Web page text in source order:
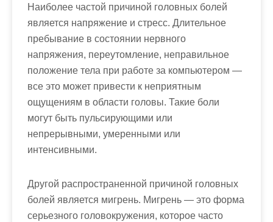
Наиболее частой причиной головных болей
является напряжение и стресс. Длительное
пребывание в состоянии нервного
напряжения, переутомление, неправильное
положение тела при работе за компьютером —
все это может привести к неприятным
ощущениям в области головы. Такие боли
могут быть пульсирующими или
непрерывными, умеренными или
интенсивными.
Другой распространенной причиной головных
болей является мигрень. Мигрень — это форма
серьезного головокружения, которое часто